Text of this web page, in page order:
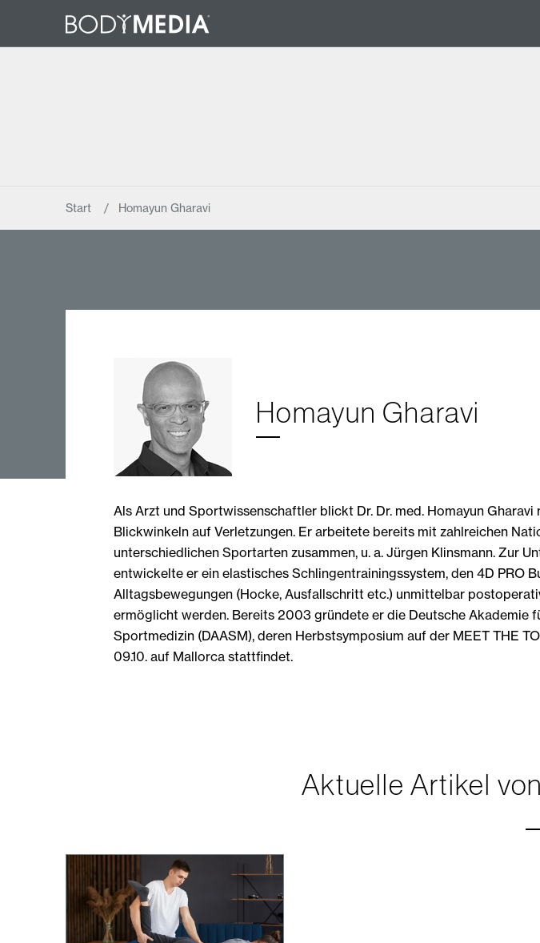
Start Homayun Gharavi
Homayun Gharavi
Als Arzt und Sportwissenschaftler blickt Dr. Dr. med. Homayun
Blickwinkeln auf Verletzungen. Er arbeitete bereits mit zahlreichen
unterschiedlichen Sportarten zusammen, u. a. Jürgen Klinsmann. Zur
entwickelte er ein elastisches Schlingentrainingssystem, den 4D PRO
Alltagsbewegungen (Hocke, Ausfallschritt etc.) unmittelbar
ermöglicht werden. Bereits 2003 gründete er die Deutsche Akademie
Sportmedizin (DAASM), deren Herbstsymposium auf der MEET THE
09.10. auf Mallorca stattfindet.
Aktuelle Artikel